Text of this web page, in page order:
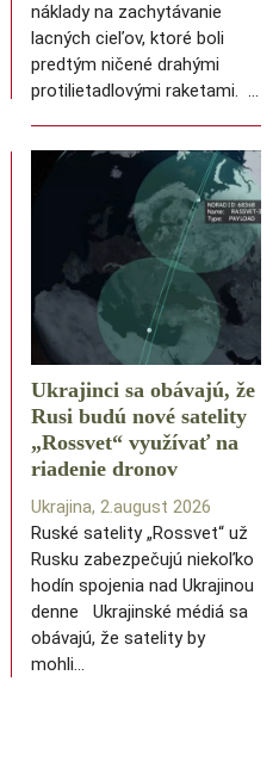
náklady na zachytávanie
lacných cieľov, ktoré boli
predtým ničené drahými
protilietadlovými raketami. …
Ukrajinci sa obávajú, že
Rusi budú nové satelity
„Rossvet“ využívať na
riadenie dronov
Ukrajina, 2.august 2026
Ruské satelity „Rossvet“ už
Rusku zabezpečujú niekoľko
hodín spojenia nad Ukrajinou
denne Ukrajinské médiá sa
obávajú, že satelity by
mohli…